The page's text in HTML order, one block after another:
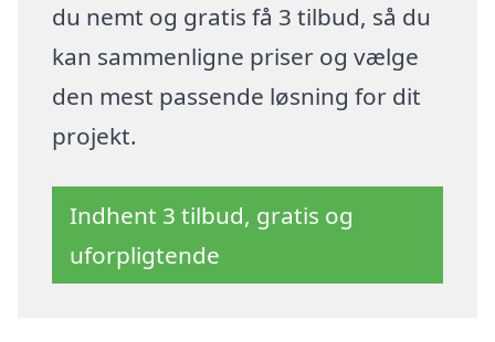
du nemt og gratis få 3 tilbud, så du
kan sammenligne priser og vælge
den mest passende løsning for dit
projekt.
Indhent 3 tilbud, gratis og
uforpligtende